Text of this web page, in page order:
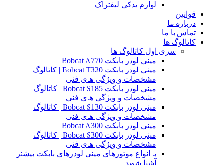
لوازم یدکی لیفتراک
قوانین
درباره ما
تماس با ما
کاتالوگ ها
سری اول کاتالوگ ها
مینی لودر بابکت Bobcat A770
مینی لودر بابکت Bobcat T320 | کاتالوگ
مشخصات و ویژگی های فنی
مینی لودر بابکت Bobcat S185 | کاتالوگ
مشخصات و ویژگی های فنی
مینی لودر بابکت Bobcat S130 | کاتالوگ
مشخصات و ویژگی های فنی
مینی لودر بابکت Bobcat A300
مینی لودر بابکت Bobcat S300 | کاتالوگ
مشخصات و ویژگی های فنی
با انواع موتورهای مینی لودرهای بابکت بیشتر
آشنا شوید.